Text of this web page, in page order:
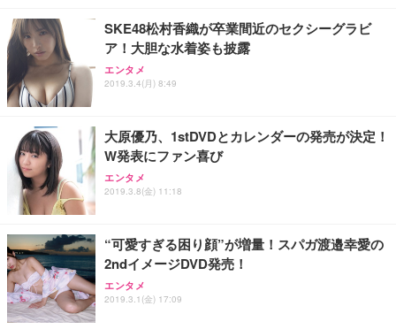
SKE48松村香織が卒業間近のセクシーグラビ
ア！大胆な水着姿も披露
エンタメ
2019.3.4(月) 8:49
大原優乃、1stDVDとカレンダーの発売が決定！
W発表にファン喜び
エンタメ
2019.3.8(金) 11:18
“可愛すぎる困り顔”が増量！スパガ渡邉幸愛の
2ndイメージDVD発売！
エンタメ
2019.3.1(金) 17:09